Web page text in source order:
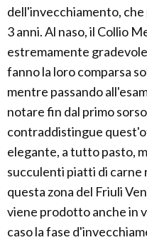
dell'invecchiamento, che
3 anni. Al naso, il Collio
estremamente
fanno la loro comparsa
mentre passando
notare fin dal primo
contraddistingue
elegante, a tutto pasto,
succulenti piatti di carne
questa zona del Friuli
viene prodotto anche in
caso la fase